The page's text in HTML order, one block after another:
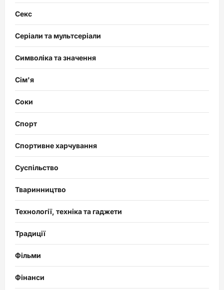
Секс
Серіали та мультсеріали
Символіка та значення
Сім'я
Соки
Спорт
Спортивне харчування
Суспільство
Тваринництво
Технології, техніка та гаджети
Традиції
Фільми
Фінанси